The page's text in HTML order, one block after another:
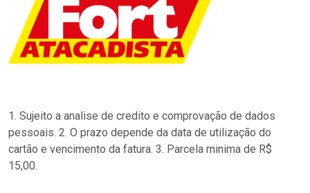
1. Sujeito a analise de credito e comprovação de dados
pessoais. 2. O prazo depende da data de utilização do
cartão e vencimento da fatura. 3. Parcela minima de R$
15,00.